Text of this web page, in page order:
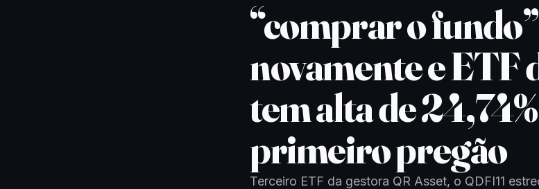
“comprar o
novamente e ETF
tem alta de
primeiro pregão
Terceiro ETF da gestora QR Asset, o QDFI11